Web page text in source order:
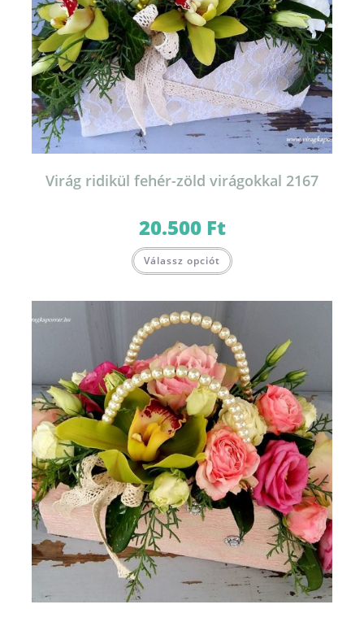
Virág ridikül fehér-zöld virágokkal 2167
20.500 Ft
Válassz opciót